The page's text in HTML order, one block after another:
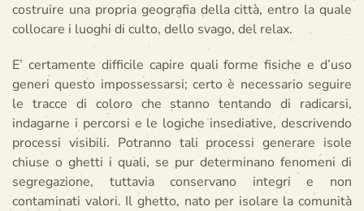
costruire una propria geografia della città, entro la quale
collocare i luoghi di culto, dello svago, del relax.
E’ certamente difficile capire quali forme fisiche e d’uso
generi questo impossessarsi; certo è necessario seguire
le tracce di coloro che stanno tentando di radicarsi,
indagarne i percorsi e le logiche insediative, descrivendo
processi visibili. Potranno tali processi generare isole
chiuse o ghetti i quali, se pur determinano fenomeni di
segregazione, tuttavia conservano integri e non
contaminati valori. Il ghetto, nato per isolare la comunità